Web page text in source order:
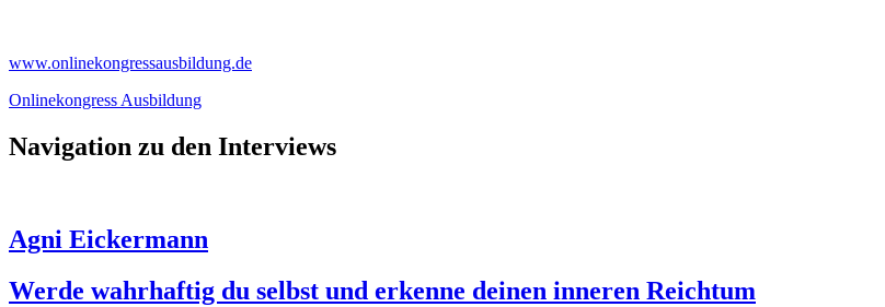
www.onlinekongressausbildung.de
Onlinekongress Ausbildung
Navigation zu den Interviews
Agni Eickermann
Werde wahrhaftig du selbst und erkenne deinen inneren Reichtum